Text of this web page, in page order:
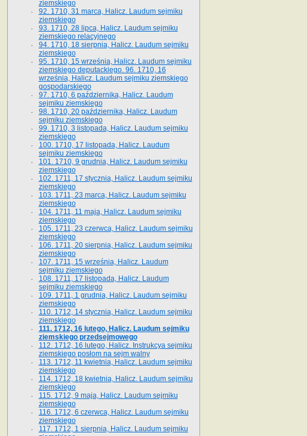
ziemskiego
92. 1710, 31 marca, Halicz. Laudum sejmiku
ziemskiego
93. 1710, 28 lipca, Halicz. Laudum sejmiku
ziemskiego relacyjnego
94. 1710, 18 sierpnia, Halicz. Laudum sejmiku
ziemskiego
95. 1710, 15 września, Halicz. Laudum sejmiku
ziemskiego deputackiego. 96. 1710, 16
września, Halicz. Laudum sejmiku ziemskiego
gospodarskiego
97. 1710, 6 października, Halicz. Laudum
sejmiku ziemskiego
98. 1710, 20 października, Halicz. Laudum
sejmiku ziemskiego
99. 1710, 3 listopada, Halicz. Laudum sejmiku
ziemskiego
100. 1710, 17 listopada, Halicz. Laudum
sejmiku ziemskiego
101. 1710, 9 grudnia, Halicz. Laudum sejmiku
ziemskiego
102. 1711, 17 stycznia, Halicz. Laudum sejmiku
ziemskiego
103. 1711, 23 marca, Halicz. Laudum sejmiku
ziemskiego
104. 1711, 11 maja, Halicz. Laudum sejmiku
ziemskiego
105. 1711, 23 czerwca, Halicz. Laudum sejmiku
ziemskiego
106. 1711, 20 sierpnia, Halicz. Laudum sejmiku
ziemskiego
107. 1711, 15 września, Halicz. Laudum
sejmiku ziemskiego
108. 1711, 17 listopada, Halicz. Laudum
sejmiku ziemskiego
109. 1711, 1 grudnia, Halicz. Laudum sejmiku
ziemskiego
110. 1712, 14 stycznia, Halicz. Laudum sejmiku
ziemskiego
111. 1712, 16 lutego, Halicz. Laudum sejmiku
ziemskiego przedsejmowego
112. 1712, 16 lutego, Halicz. Instrukcya sejmiku
ziemskiego posłom na sejm walny
113. 1712, 11 kwietnia, Halicz. Laudum sejmiku
ziemskiego
114. 1712, 18 kwietnia, Halicz. Laudum sejmiku
ziemskiego
115. 1712, 9 maja, Halicz. Laudum sejmiku
ziemskiego
116. 1712, 6 czerwca, Halicz. Laudum sejmiku
ziemskiego
117. 1712, 1 sierpnia, Halicz. Laudum sejmiku